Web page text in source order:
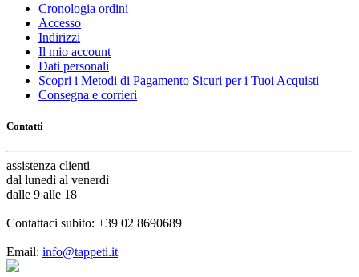
Cronologia ordini
Accesso
Indirizzi
Il mio account
Dati personali
Scopri i Metodi di Pagamento Sicuri per i Tuoi Acquisti
Consegna e corrieri
Contatti
assistenza clienti
dal lunedì al venerdì
dalle 9 alle 18
Contattaci subito: +39 02 8690689
Email: info@tappeti.it